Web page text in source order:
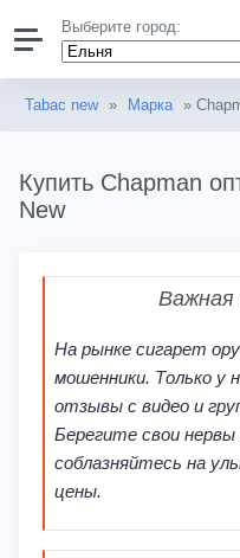
Выберите город:
Tabac new » Марка »
Купить Chapman
New
Важная
На рынке сигарет
мошенники. Только у
отзывы с видео и
Берегите свои нервы
соблазняйтесь на
цены.